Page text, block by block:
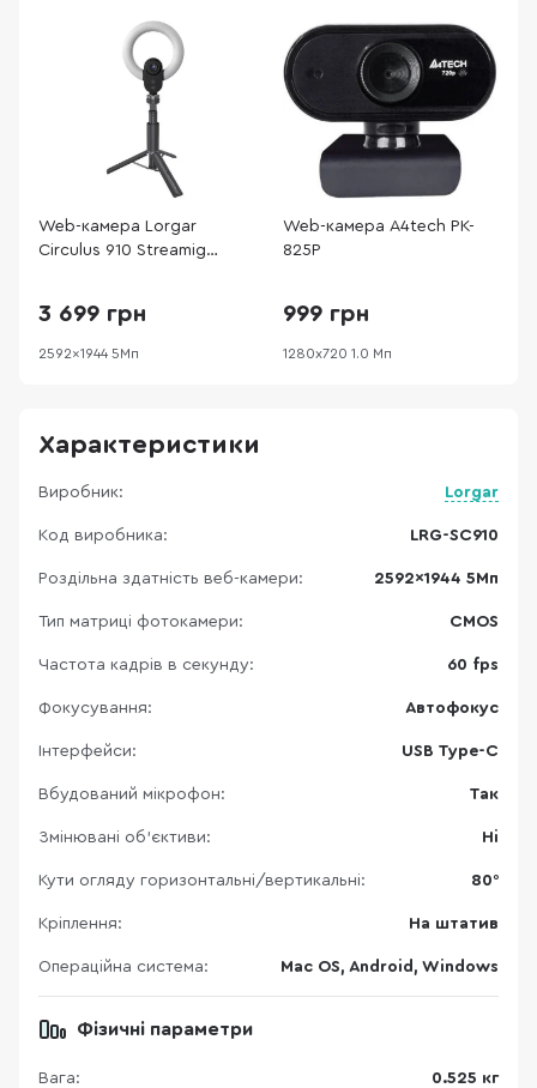
Web-камера Lorgar
Circulus 910 Streamig
3 699 грн
2592x1944 5Мп
Web-камера A4tech PK-
825P
999 грн
1280х720 1.0 Мп
Характеристики
Виробник: Lorgar
Код виробника: LRG-SC910
Роздільна здатність веб-камери: 2592x1944 5Мп
Тип матриці фотокамери: CMOS
Частота кадрів в секунду: 60 fps
Фокусування: Автофокус
Інтерфейси: USB Type-C
Вбудований мікрофон: Так
Змінювані об’єктиви: Ні
Кути огляду горизонтальні/вертикальні: 80°
Кріплення: На штатив
Операційна система: Mac OS, Android, Windows
Фізичні параметри
Вага: 0.525 кг